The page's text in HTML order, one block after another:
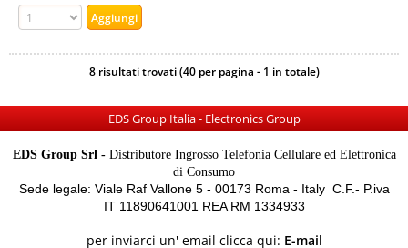
8 risultati trovati (40 per pagina - 1 in totale)
EDS Group Italia - Electronics Group
EDS Group Srl -Distributore Ingrosso Telefonia Cellulare ed Elettronica
di Consumo
Sede legale: Viale Raf Vallone 5 - 00173 Roma - Italy C.F.- P.iva
IT 11890641001 REA RM 1334933
per inviarci un' email clicca qui: E-mail